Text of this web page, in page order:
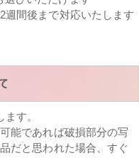
週間後まで対応いたします
す。
能であれば破損部分の写
だと思われた場合、すぐ